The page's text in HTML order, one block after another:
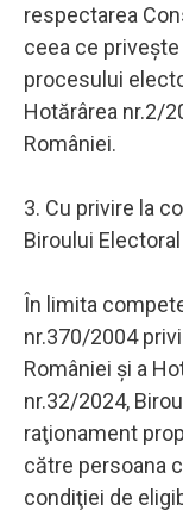
respectarea
ceea ce
procesului
Hotărârea nr.2/
României.
3. Cu privire la
Biroului
În limita
nr.370/2004
României şi a
nr.32/2024,
raţionament
către persoana
condiţiei de